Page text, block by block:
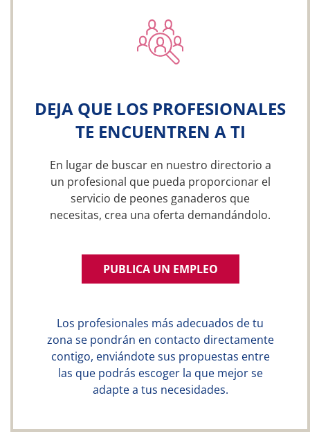
DEJA QUE LOS PROFESIONALES
TE ENCUENTREN A TI
En lugar de buscar en nuestro directorio a
un profesional que pueda proporcionar el
servicio de peones ganaderos que
necesitas, crea una oferta demandándolo.
PUBLICA UN EMPLEO
Los profesionales más adecuados de tu
zona se pondrán en contacto directamente
contigo, enviándote sus propuestas entre
las que podrás escoger la que mejor se
adapte a tus necesidades.